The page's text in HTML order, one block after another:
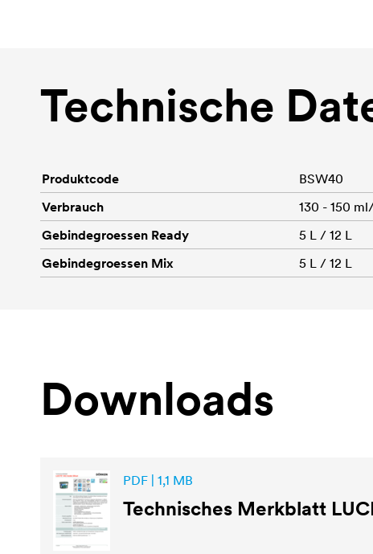
Technische
Produktcode
BSW40
Verbrauch
130 - 150
Gebindegroessen Ready
5 L / 12 L
Gebindegroessen Mix
5 L / 12 L
Downloads
PDF | 1,1 MB
Technisches Merkblatt